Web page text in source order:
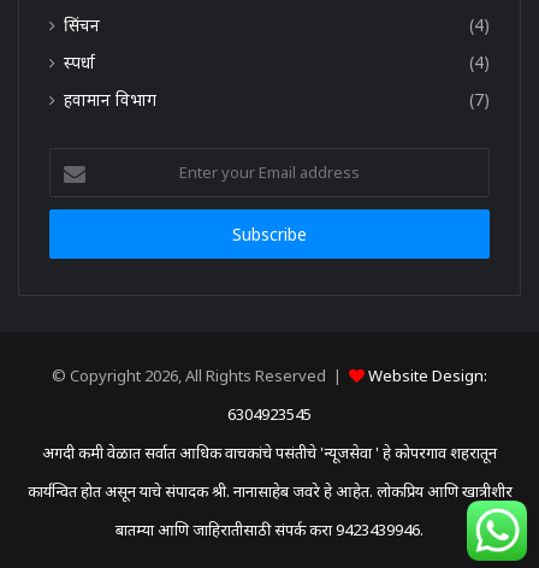
सिंचन
(4)
स्पर्धा
(4)
हवामान विभाग
(7)
your
Email
© Copyright 2026, All Rights Reserved |
Website Design:
6304923545
अगदी कमी वेळात सर्वात आधिक वाचकांचे पसंतीचे 'न्यूजसेवा ' हे कोपरगाव शहरातून
कार्यन्वित होत असून याचे संपादक श्री. नानासाहेब जवरे हे आहेत. लोकप्रिय आणि खात्रीशीर
बातम्या आणि जाहिरातीसाठी संपर्क करा 9423439946.